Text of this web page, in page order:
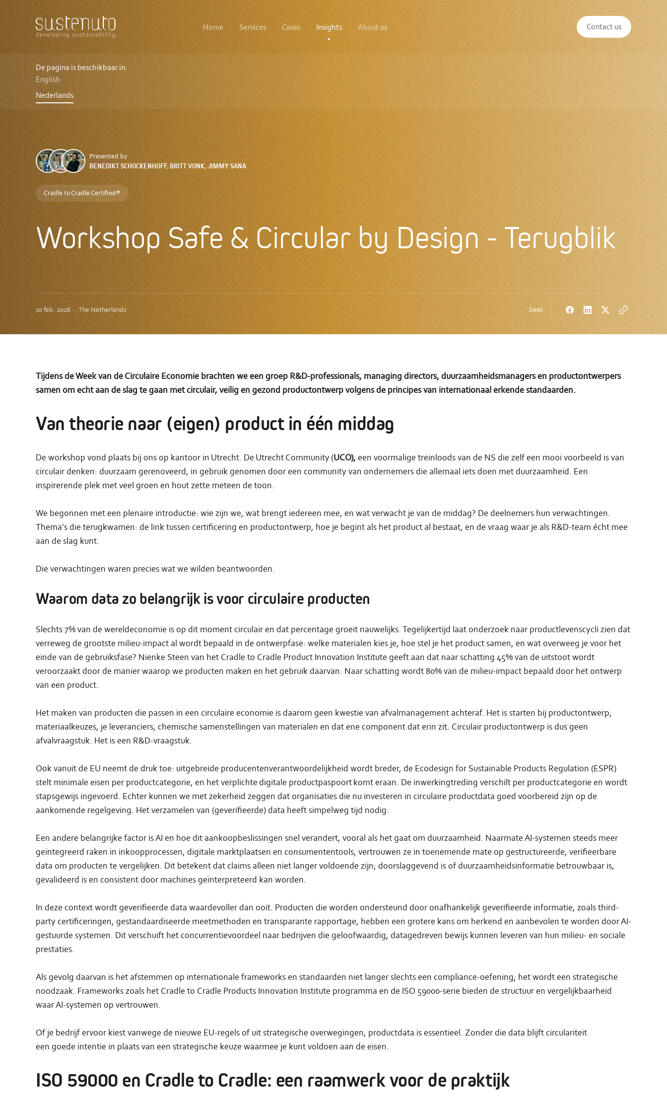
De pagina is beschikbaar in:
English
Nederlands
Presented by
BENEDIKT SCHOCKENHOFF, BRITT VONK, JIMMY SANA
Cradle to Cradle Certified®
Workshop Safe & Circular by Design - Terugblik
10 feb. 2026 · · The Netherlands Deel: FacebookLinkedInTwitterCopy
The
logo
of
Home Services Cases Insights About us Contact us
Tijdens de Week van de Circulaire Economie brachten we een groep R&D-professionals, managing directors, duurzaamheidsmanagers en productontwerpers
samen om echt aan de slag te gaan met circulair, veilig en gezond productontwerp volgens de principes van internationaal erkende standaarden.
Van theorie naar (eigen) product in één middag
De workshop vond plaats bij ons op kantoor in Utrecht. De Utrecht Community (UCO), een voormalige treinloods van de NS die zelf een mooi voorbeeld is van
circulair denken: duurzaam gerenoveerd, in gebruik genomen door een community van ondernemers die allemaal iets doen met duurzaamheid. Een
inspirerende plek met veel groen en hout zette meteen de toon.
We begonnen met een plenaire introductie: wie zijn we, wat brengt iedereen mee, en wat verwacht je van de middag? De deelnemers hun verwachtingen.
Thema's die terugkwamen: de link tussen certificering en productontwerp, hoe je begint als het product al bestaat, en de vraag waar je als R&D-team écht mee
aan de slag kunt.
Die verwachtingen waren precies wat we wilden beantwoorden.
Waarom data zo belangrijk is voor circulaire producten
Slechts 7% van de wereldeconomie is op dit moment circulair en dat percentage groeit nauwelijks. Tegelijkertijd laat onderzoek naar productlevenscycli zien dat
verreweg de grootste milieu-impact al wordt bepaald in de ontwerpfase: welke materialen kies je, hoe stel je het product samen, en wat overweeg je voor het
einde van de gebruiksfase? Nienke Steen van het Cradle to Cradle Product Innovation Institute geeft aan dat naar schatting 45% van de uitstoot wordt
veroorzaakt door de manier waarop we producten maken en het gebruik daarvan. Naar schatting wordt 80% van de milieu-impact bepaald door het ontwerp
van een product.
Het maken van producten die passen in een circulaire economie is daarom geen kwestie van afvalmanagement achteraf. Het is starten bij productontwerp,
materiaalkeuzes, je leveranciers, chemische samenstellingen van materialen en dat ene component dat erin zit. Circulair productontwerp is dus geen
afvalvraagstuk. Het is een R&D-vraagstuk.
Ook vanuit de EU neemt de druk toe: uitgebreide producentenverantwoordelijkheid wordt breder, de Ecodesign for Sustainable Products Regulation (ESPR)
stelt minimale eisen per productcategorie, en het verplichte digitale productpaspoort komt eraan. De inwerkingtreding verschilt per productcategorie en wordt
stapsgewijs ingevoerd. Echter kunnen we met zekerheid zeggen dat organisaties die nu investeren in circulaire productdata goed voorbereid zijn op de
aankomende regelgeving. Het verzamelen van (geverifieerde) data heeft simpelweg tijd nodig.
Een andere belangrijke factor is AI en hoe dit aankoopbeslissingen snel verandert, vooral als het gaat om duurzaamheid. Naarmate AI-systemen steeds meer
geïntegreerd raken in inkoopprocessen, digitale marktplaatsen en consumententools, vertrouwen ze in toenemende mate op gestructureerde, verifieerbare
data om producten te vergelijken. Dit betekent dat claims alleen niet langer voldoende zijn; doorslaggevend is of duurzaamheidsinformatie betrouwbaar is,
gevalideerd is en consistent door machines geïnterpreteerd kan worden.
In deze context wordt geverifieerde data waardevoller dan ooit. Producten die worden ondersteund door onafhankelijk geverifieerde informatie, zoals third-
party certificeringen, gestandaardiseerde meetmethoden en transparante rapportage, hebben een grotere kans om herkend en aanbevolen te worden door AI-
gestuurde systemen. Dit verschuift het concurrentievoordeel naar bedrijven die geloofwaardig, datagedreven bewijs kunnen leveren van hun milieu- en sociale
prestaties.
Als gevolg daarvan is het afstemmen op internationale frameworks en standaarden niet langer slechts een compliance-oefening; het wordt een strategische
noodzaak. Frameworks zoals het Cradle to Cradle Products Innovation Institute programma en de ISO 59000-serie bieden de structuur en vergelijkbaarheid
waar AI-systemen op vertrouwen.
Of je bedrijf ervoor kiest vanwege de nieuwe EU-regels of uit strategische overwegingen, productdata is essentieel. Zonder die data blijft circulariteit
een goede intentie in plaats van een strategische keuze waarmee je kunt voldoen aan de eisen.
ISO 59000 en Cradle to Cradle: een raamwerk voor de praktijk